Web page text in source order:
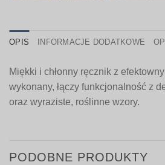
OPIS INFORMACJE DODATKOWE
Miękki i chłonny ręcznik z
wykonany, łączy funkcjonalność z
oraz wyraziste, roślinne wzory.
PODOBNE PRODUKTY